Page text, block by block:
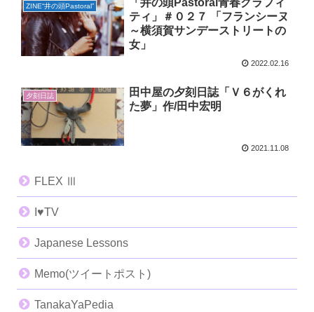
ZINE“井の頭Pastoral”
「井の頭Pastoral青春グラフィ
ティ」＃０２７ 「フランシーヌ
～横須賀サンデーストリートの
女」
2022.02.16
夕刻日誌
田中屋の夕刻日誌「Ｖ６がくれ
た夢」作/田中宏明
2021.11.08
FLEX Ⅲ
I♥️TV
Japanese Lessons
Memo(ツイートポスト)
TanakaYaPedia